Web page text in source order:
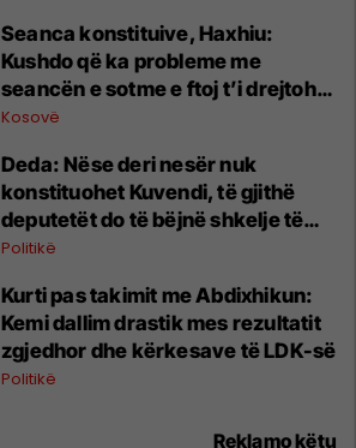
Seanca konstituive, Haxhiu:
Kushdo që ka probleme me
seancën e sotme e ftoj t’i drejtohet
Kushtetueses
Kosovë
Deda: Nëse deri nesër nuk
konstituohet Kuvendi, të gjithë
deputetët do të bëjnë shkelje të
rëndë kushtetuese
Politikë
Kurti pas takimit me Abdixhikun:
Kemi dallim drastik mes rezultatit
zgjedhor dhe kërkesave të LDK-së
Politikë
Reklamo këtu